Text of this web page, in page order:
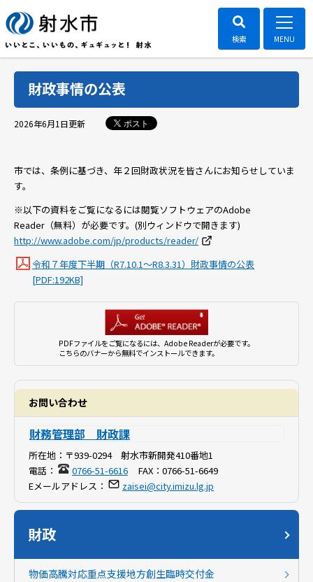
財政事情の公表
2026年6月1日更新 ポスト
市では、条例に基づき、年２回財政状況を皆さんにお知らせしていま
す。
※以下の資料をご覧になるには閲覧ソフトウェアのAdobe
Reader（無料）が必要です。(別ウィンドウで開きます)
http://www.adobe.com/jp/products/reader/
令和７年度下半期（R7.10.1～R8.3.31）財政事情の公表
[PDF:192KB]
PDFファイルをご覧になるには、Adobe Readerが必要です。
こちらのバナーから無料でインストールできます。
お問い合わせ
財務管理部 財政課
所在地： 〒939-0294 射水市新開発410番地1
電話：
0766-51-6616 FAX： 0766-51-6649
Eメールアドレス：
zaisei@city.imizu.lg.jp
財政
物価高騰対応重点支援地方創生臨時交付金